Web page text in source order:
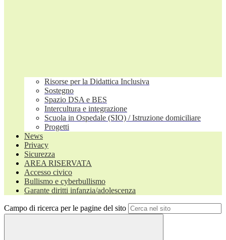
Risorse per la Didattica Inclusiva
Sostegno
Spazio DSA e BES
Intercultura e integrazione
Scuola in Ospedale (SIO) / Istruzione domiciliare
Progetti
News
Privacy
Sicurezza
AREA RISERVATA
Accesso civico
Bullismo e cyberbullismo
Garante diritti infanzia/adolescenza
Campo di ricerca per le pagine del sito